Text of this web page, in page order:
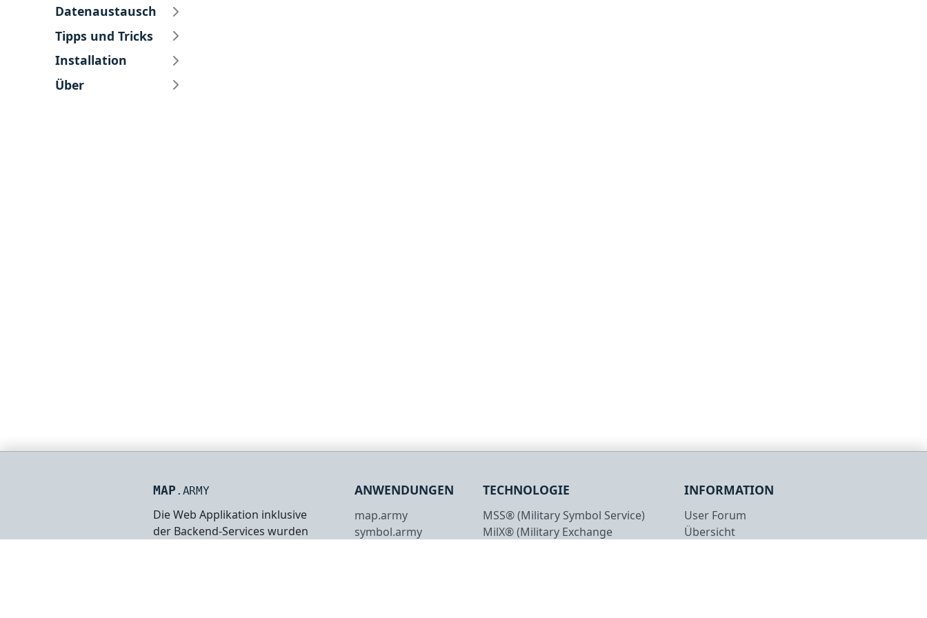
Datenaustausch
Tipps und Tricks
Installation
Über
MAP.ARMY
Die Web Applikation inklusive
der Backend-Services wurden
ANWENDUNGEN
map.army
symbol.army
TECHNOLOGIE
MSS® (Military Symbol Service)
MilX® (Military Exchange
INFORMATION
User Forum
Übersicht